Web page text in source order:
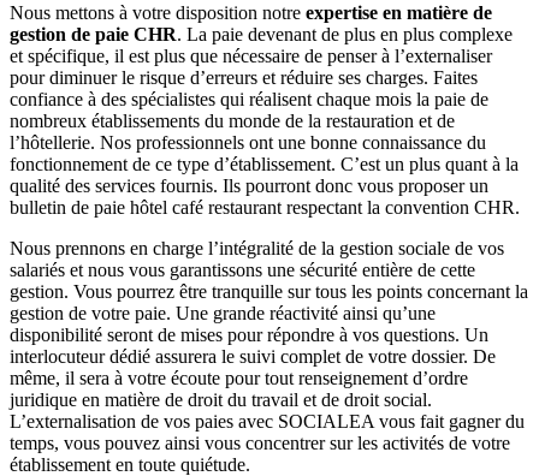
Nous mettons à votre disposition notre expertise en matière de
gestion de paie CHR. La paie devenant de plus en plus complexe
et spécifique, il est plus que nécessaire de penser à l’externaliser
pour diminuer le risque d’erreurs et réduire ses charges. Faites
confiance à des spécialistes qui réalisent chaque mois la paie de
nombreux établissements du monde de la restauration et de
l’hôtellerie. Nos professionnels ont une bonne connaissance du
fonctionnement de ce type d’établissement. C’est un plus quant à la
qualité des services fournis. Ils pourront donc vous proposer un
bulletin de paie hôtel café restaurant respectant la convention CHR.
Nous prennons en charge l’intégralité de la gestion sociale de vos
salariés et nous vous garantissons une sécurité entière de cette
gestion. Vous pourrez être tranquille sur tous les points concernant la
gestion de votre paie. Une grande réactivité ainsi qu’une
disponibilité seront de mises pour répondre à vos questions. Un
interlocuteur dédié assurera le suivi complet de votre dossier. De
même, il sera à votre écoute pour tout renseignement d’ordre
juridique en matière de droit du travail et de droit social.
L’externalisation de vos paies avec SOCIALEA vous fait gagner du
temps, vous pouvez ainsi vous concentrer sur les activités de votre
établissement en toute quiétude.